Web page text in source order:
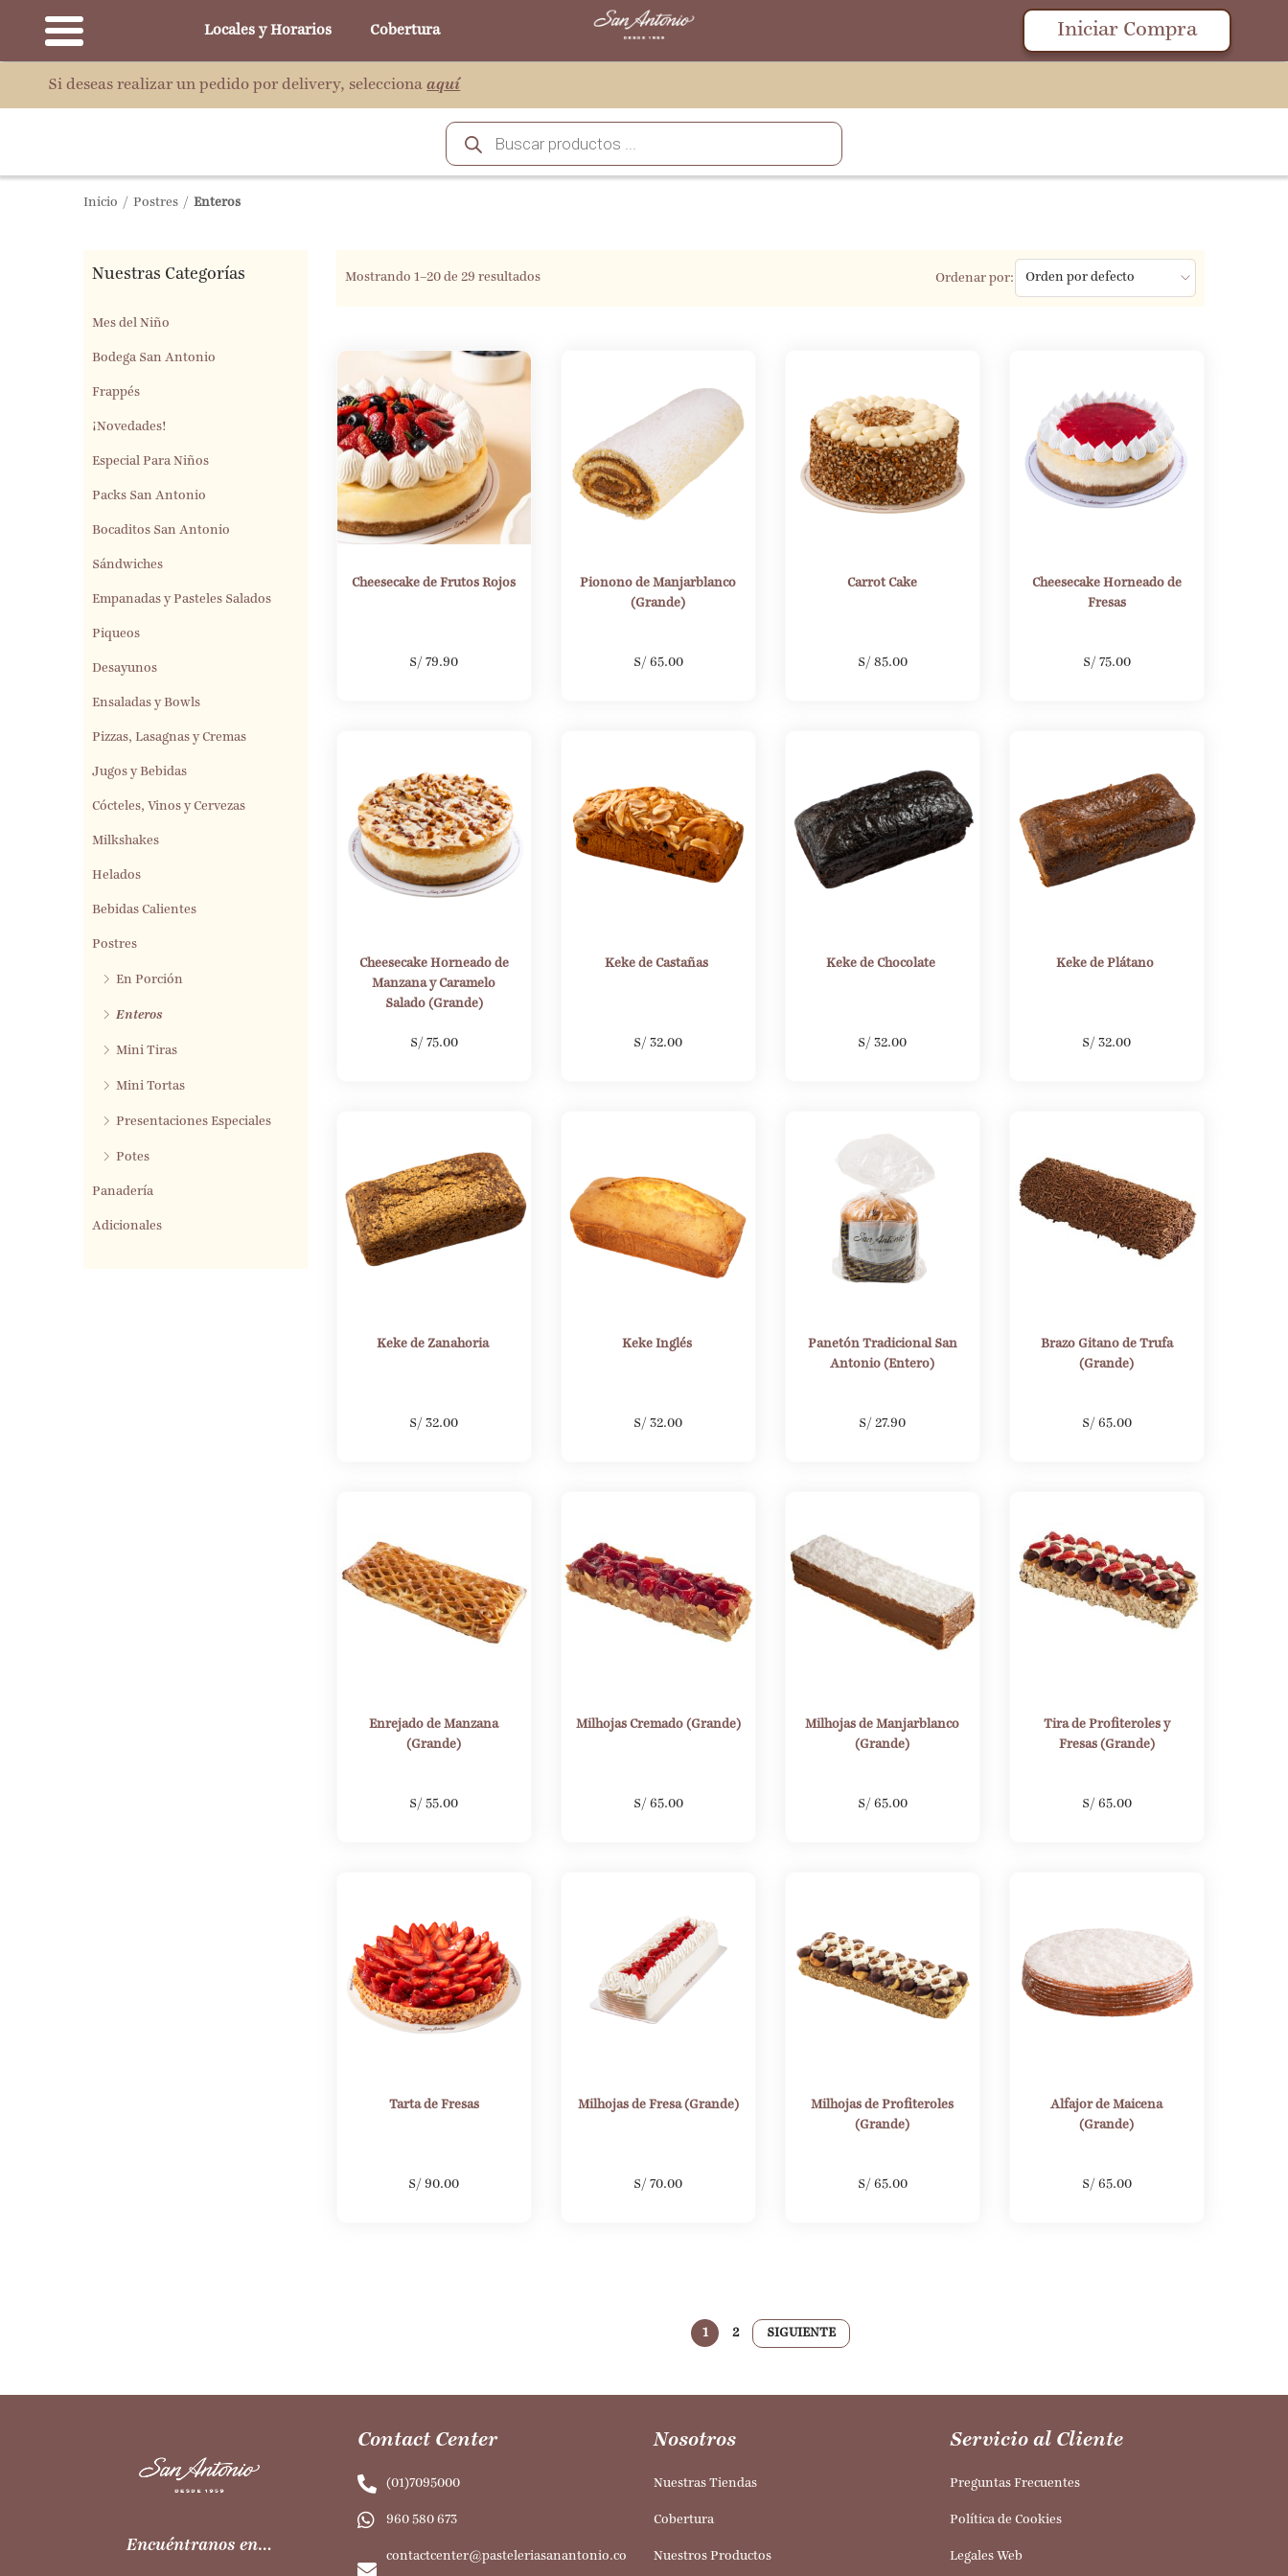
Locales y Horarios Cobertura Iniciar Compra
Si deseas realizar un pedido por delivery, seleccionaaquí
Inicio / Postres / Enteros
Mostrando 1–20 de 29 resultados
Cheesecake de Frutos Rojos
S/ 79.90
Pionono de Manjarblanco
(Grande)
S/ 65.00
Carrot Cake
S/ 85.00
Cheesecake Horneado de
Fresas
S/ 75.00
Cheesecake Horneado de
Manzana y Caramelo
Salado (Grande)
S/ 75.00
Keke de Castañas
S/ 32.00
Keke de Chocolate
S/ 32.00
Keke de Plátano
S/ 32.00
Keke de Zanahoria
S/ 32.00
Keke Inglés
S/ 32.00
Panetón Tradicional San
Antonio (Entero)
S/ 27.90
Brazo Gitano de Trufa
(Grande)
S/ 65.00
Enrejado de Manzana
(Grande)
S/ 55.00
Milhojas Cremado (Grande)
S/ 65.00
Milhojas de Manjarblanco
(Grande)
S/ 65.00
Tira de Profiteroles y
Fresas (Grande)
S/ 65.00
Tarta de Fresas
S/ 90.00
Milhojas de Fresa (Grande)
S/ 70.00
Milhojas de Profiteroles
(Grande)
S/ 65.00
Alfajor de Maicena
(Grande)
S/ 65.00
1 2 SIGUIENTE
Nuestras Categorías
Mes del Niño
Bodega San Antonio
Frappés
¡Novedades!
Especial Para Niños
Packs San Antonio
Bocaditos San Antonio
Sándwiches
Empanadas y Pasteles Salados
Piqueos
Desayunos
Ensaladas y Bowls
Pizzas, Lasagnas y Cremas
Jugos y Bebidas
Cócteles, Vinos y Cervezas
Milkshakes
Helados
Bebidas Calientes
Postres
En Porción
Enteros
Mini Tiras
Mini Tortas
Presentaciones Especiales
Potes
Panadería
Adicionales
Encuéntranos en…
Contact Center
(01)7095000
960 580 673
contactcenter@pasteleriasanantonio.co
Nosotros
Nuestras Tiendas
Cobertura
Nuestros Productos
Servicio al Cliente
Preguntas Frecuentes
Política de Cookies
Legales Web